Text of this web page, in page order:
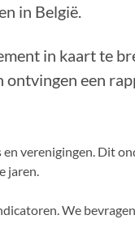
in België.
in kaart te
ontvingen een
verenigingen. Dit
jaren.
We